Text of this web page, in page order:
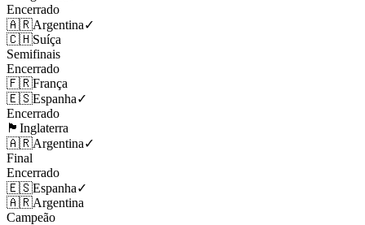
Encerrado
🇦🇷Argentina✓
🇨🇭Suíça
Semifinais
Encerrado
🇫🇷França
🇪🇸Espanha✓
Encerrado
🏴󠁧󠁢󠁥󠁮󠁧󠁿 Inglaterra
🇦🇷Argentina✓
Final
Encerrado
🇪🇸Espanha✓
🇦🇷Argentina
Campeão